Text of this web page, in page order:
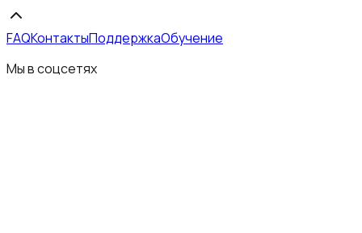
FAQКонтактыПоддержкаОбучение
Мы в соцсетях